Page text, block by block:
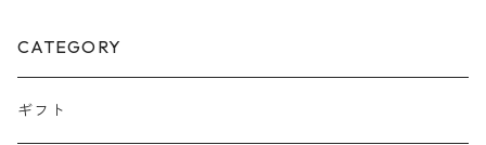
CATEGORY
ギフト